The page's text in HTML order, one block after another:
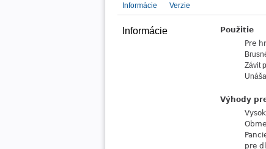
Informácie Verzie
Informácie
Použitie
Pre
Závit
Výhody
pre